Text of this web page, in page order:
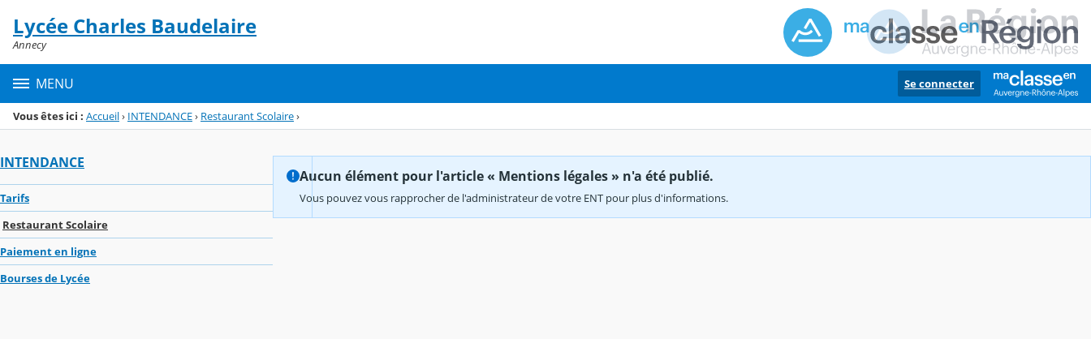
Menu de la rubrique
Contenu
Lycée Charles Baudelaire
Annecy
MENU Se connecter
Vous êtes ici : Accueil› INTENDANCE› Restaurant Scolaire›
INTENDANCE
Tarifs
Restaurant Scolaire
Paiement en ligne
Bourses de Lycée
Aucun élément pour l'article « Mentions légales » n'a été publié.
Vous pouvez vous rapprocher de l'administrateur de votre ENT pour plus d'informations.